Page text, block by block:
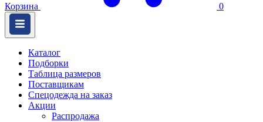
Корзина 0
Каталог
Подборки
Таблица размеров
Поставщикам
Спецодежда на заказ
Акции
Распродажа